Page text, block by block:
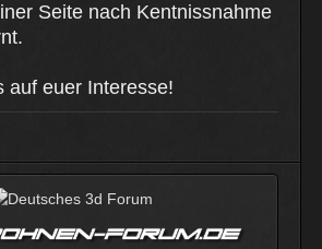
Seite nach Kentnissnahme
auf euer Interesse!